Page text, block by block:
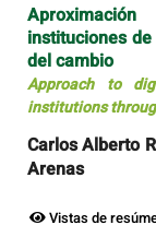
instituciones
del cambio
Approach to
institutions
Carlos Alberto
Arenas
Vistas de